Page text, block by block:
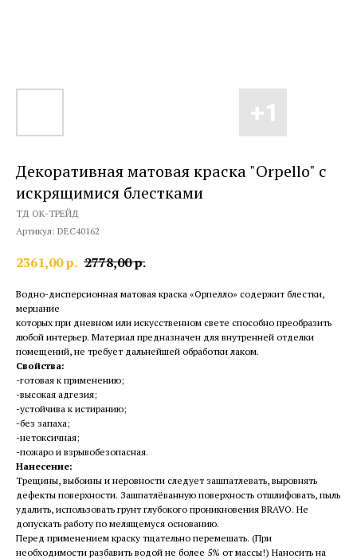
Декоративная матовая краска "Orpello" с
искрящимися блестками
ТД ОК-ТРЕЙД
Артикул: DEC40162
2361,00р. 2778,00р.
Водно-дисперсионная матовая краска «Орпелло» содержит блестки,
мерцание
которых при дневном или искусственном свете способно преобразить
любой интерьер. Материал предназначен для внутренней отделки
помещений, не требует дальнейшей обработки лаком.
Свойства:
-готовая к применению;
-высокая адгезия;
-устойчива к истиранию;
-без запаха;
-нетоксичная;
-пожаро и взрывобезопасная.
Нанесение:
Трещины, выбоины и неровности следует зашпатлевать, выровнять
дефекты поверхности. Зашпатлёванную поверхность отшлифовать, пыль
удалить, использовать грунт глубокого проникновения BRAVO. Не
допускать работу по мелящемуся основанию.
Перед применением краску тщательно перемешать. (При
необходимости разбавить водой не более 5% от массы!) Наносить на